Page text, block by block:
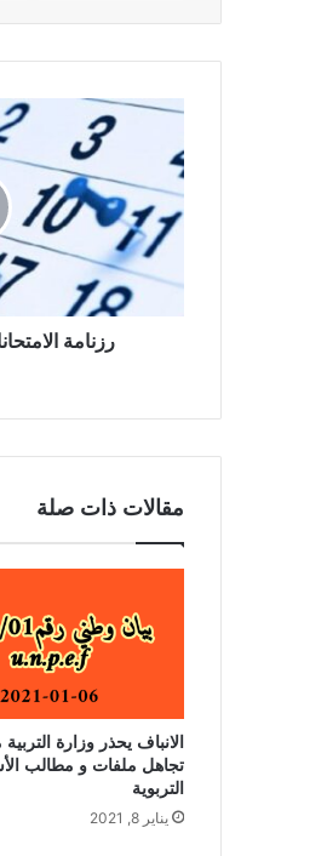
رزنامة
مقالات ذات صلة
الانباف يحذر وزارة
تجاهل ملفات و مطالب
التربوية
يناير 8, 2021